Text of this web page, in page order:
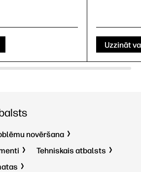
Uzzināt
novēršana
Tehniskais atbalsts